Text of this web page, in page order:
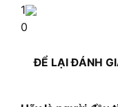
1
0
ĐỂ LẠI ĐÁNH